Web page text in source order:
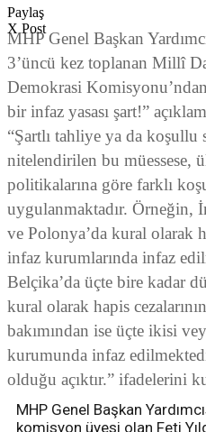
Paylaş
X Post
MHP Genel Başkan
3’üncü kez toplanan Millî
Demokrasi
bir infaz yasası şart!”
“Şartlı tahliye ya da koşullu
nitelendirilen bu müessese,
politikalarına göre farklı
uygulanmaktadır. Örneğin,
ve Polonya’da kural olarak
infaz kurumlarında infaz
Belçika’da üçte bire kadar
kural olarak hapis
bakımından ise üçte ikisi
kurumunda infaz
olduğu açıktır.” ifadelerini
MHP Genel Başkan
komisyon üyesi olan Feti